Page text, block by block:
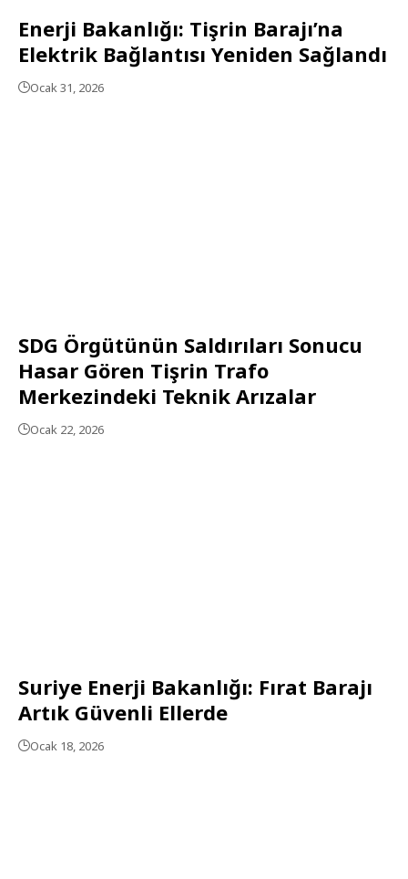
Enerji Bakanlığı: Tişrin Barajı’na
Elektrik Bağlantısı Yeniden Sağlandı
Ocak 31, 2026
SDG Örgütünün Saldırıları Sonucu
Hasar Gören Tişrin Trafo
Merkezindeki Teknik Arızalar
Ocak 22, 2026
Suriye Enerji Bakanlığı: Fırat Barajı
Artık Güvenli Ellerde
Ocak 18, 2026